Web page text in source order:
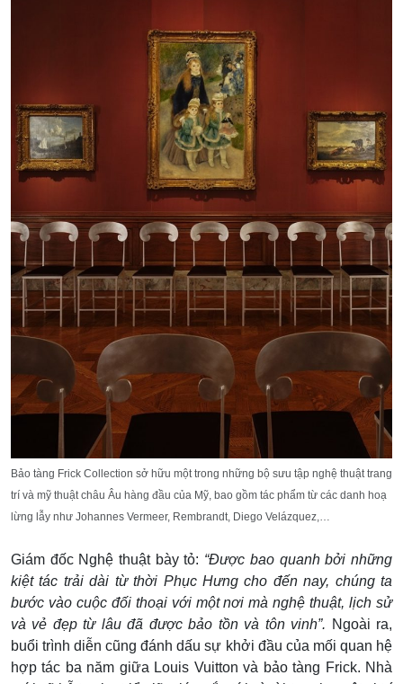
Bảo tàng Frick Collection sở hữu một trong những bộ sưu tập nghệ thuật trang
trí và mỹ thuật châu Âu hàng đầu của Mỹ, bao gồm tác phẩm từ các danh hoạ
lừng lẫy như Johannes Vermeer, Rembrandt, Diego Velázquez,…
Giám đốc Nghệ thuật bày tỏ: “Được bao quanh bởi những
kiệt tác trải dài từ thời Phục Hưng cho đến nay, chúng ta
bước vào cuộc đối thoại với một nơi mà nghệ thuật, lịch sử
và vẻ đẹp từ lâu đã được bảo tồn và tôn vinh”. Ngoài ra,
buổi trình diễn cũng đánh dấu sự khởi đầu của mối quan hệ
hợp tác ba năm giữa Louis Vuitton và bảo tàng Frick. Nhà